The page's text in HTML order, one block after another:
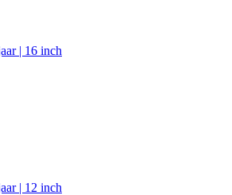
| 16 inch
| 12 inch